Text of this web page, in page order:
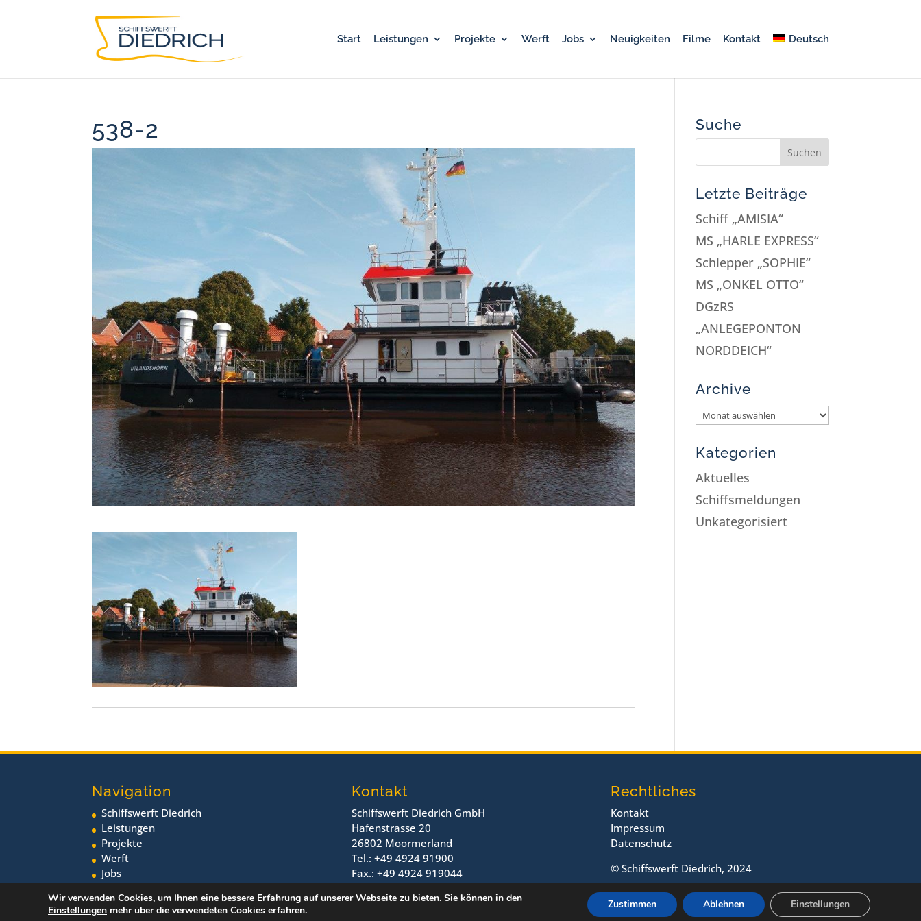
Start Leistungen Projekte Werft Jobs Neuigkeiten Filme Kontakt Deutsch
538-2 Suche
Letzte Beiträge
Schiff „AMISIA“
MS „HARLE EXPRESS“
Schlepper „SOPHIE“
MS „ONKEL OTTO“
DGzRS
„ANLEGEPONTON
NORDDEICH“
Archive
Kategorien
Aktuelles
Schiffsmeldungen
Unkategorisiert
Navigation
Schiffswerft Diedrich
Leistungen
Projekte
Werft
Jobs
Neuigkeiten
Kontakt
Schiffswerft Diedrich GmbH
Hafenstrasse 20
26802 Moormerland
Tel.: +49 4924 91900
Fax.: +49 4924 919044
Rechtliches
Kontakt
Impressum
Datenschutz
© Schiffswerft Diedrich, 2024
Wir verwenden Cookies, um Ihnen eine bessere Erfahrung auf unserer Webseite zu bieten. Sie können in den
Einstellungen mehr über die verwendeten Cookies erfahren. Zustimmen Ablehnen Einstellungen